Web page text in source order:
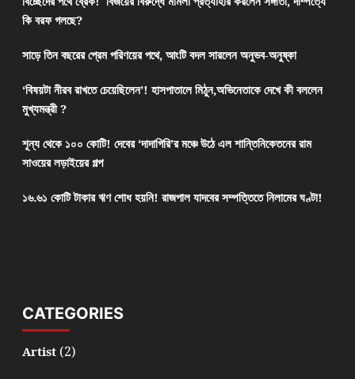
কি বরফ গলছে?
সাড়ে তিন বছরের প্রেম পরিণয়ের পথে, আংটি বদল সারলেন অনুভব-অনুষ্কা
‘বিষয়টা নীরব রাখতে চেয়েছিলেন’! হাসপাতালে মিঠুন,অভিনেতাকে দেখে কী বললেন
মুখ্যমন্ত্রী ?
শূন্য থেকে ১০০ কোটি! দেবের ‘দাদাগিরি’র মঞ্চে উঠে এল শান্তিনিকেতনের রাম
সাওয়ের লড়াইয়ের গল্প
১৬.৬১ কোটি টাকার ঋণ শোধ হয়নি! রাজপাল যাদবের সম্পত্তিতে নিলামের ঘণ্টা!
CATEGORIES
Artist(2)